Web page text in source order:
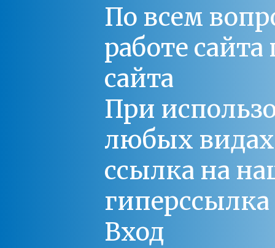
По всем
работе
сайта
При
любых
ссылка на
Вход